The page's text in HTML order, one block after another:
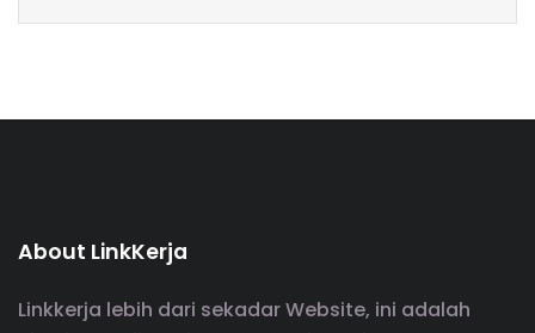
About LinkKerja
Linkkerja lebih dari sekadar Website, ini adalah